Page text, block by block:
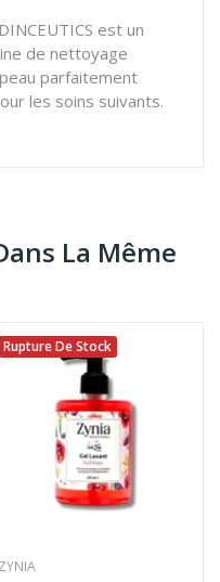
est un
de nettoyage
parfaitement
les soins suivants.
La Même
Rupture De Stock
ZYNIA